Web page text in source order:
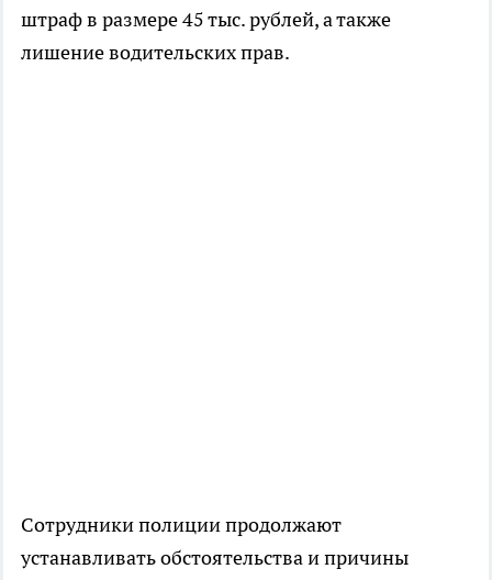
штраф в размере 45 тыс. рублей, а также
лишение водительских прав.
Сотрудники полиции продолжают
устанавливать обстоятельства и причины